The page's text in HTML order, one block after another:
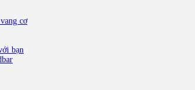
cơ
bạn